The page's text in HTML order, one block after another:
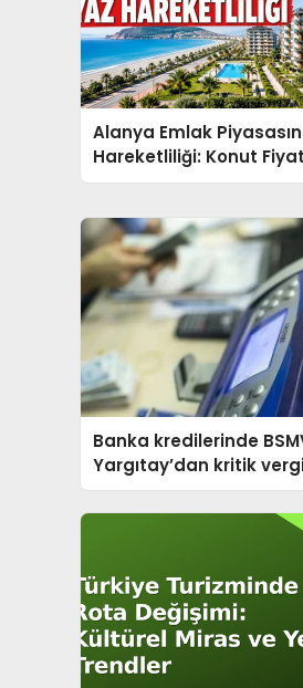
Alanya Emlak
Hareketliliği: Konut
Bin TL Bandını Aştı
Banka kredilerinde
Yargıtay’dan kritik